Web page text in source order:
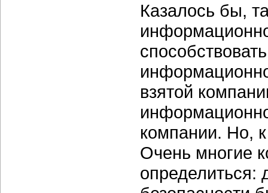
Казалось бы,
взятой
компании. Но,
Очень многие